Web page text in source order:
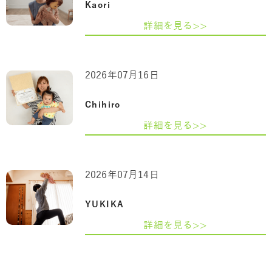
Kaori
詳細を見る>>
Chihiro
2026年07月16日
詳細を見る>>
YUKIKA
2026年07月14日
詳細を見る>>